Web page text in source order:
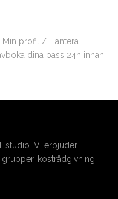
Min profil / Hantera
dina pass 24h innan
studio. Vi erbjuder
kostrådgivning,